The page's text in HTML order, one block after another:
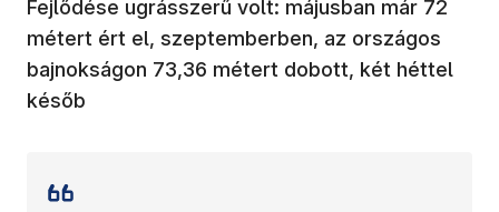
Fejlődése ugrásszerű volt: májusban már 72
métert ért el, szeptemberben, az országos
bajnokságon 73,36 métert dobott, két héttel
későb